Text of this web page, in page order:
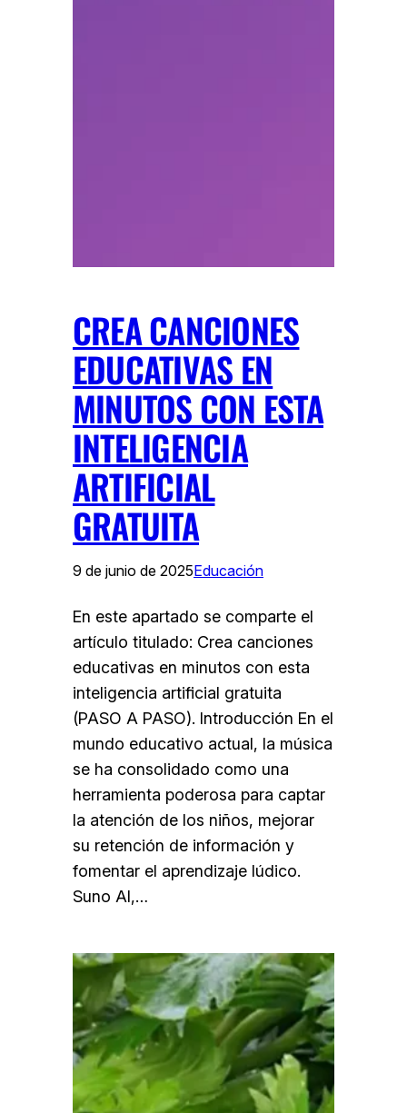
CREA CANCIONES
EDUCATIVAS EN
MINUTOS CON ESTA
INTELIGENCIA
ARTIFICIAL
GRATUITA
9 de junio de 2025Educación
En este apartado se comparte el
artículo titulado: Crea canciones
educativas en minutos con esta
inteligencia artificial gratuita
(PASO A PASO). Introducción En el
mundo educativo actual, la música
se ha consolidado como una
herramienta poderosa para captar
la atención de los niños, mejorar
su retención de información y
fomentar el aprendizaje lúdico.
Suno AI,…